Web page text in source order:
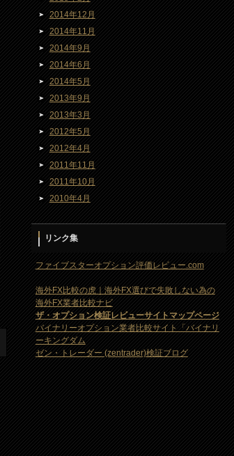
2014年12月
2014年11月
2014年9月
2014年6月
2014年5月
2013年9月
2013年3月
2012年5月
2012年4月
2011年11月
2011年10月
2010年4月
リンク集
ファイブスターオプション評価レビュー.com
海外FX比較の虎｜海外FX選びで失敗しない為の
海外FX業者比較ナビ
ザ・オプション検証レビューサイトマップページ
バイナリーオプション業者比較サイト「バイナリ
ーキングダム
ゼン・トレーダー (zentrader)検証ブログ